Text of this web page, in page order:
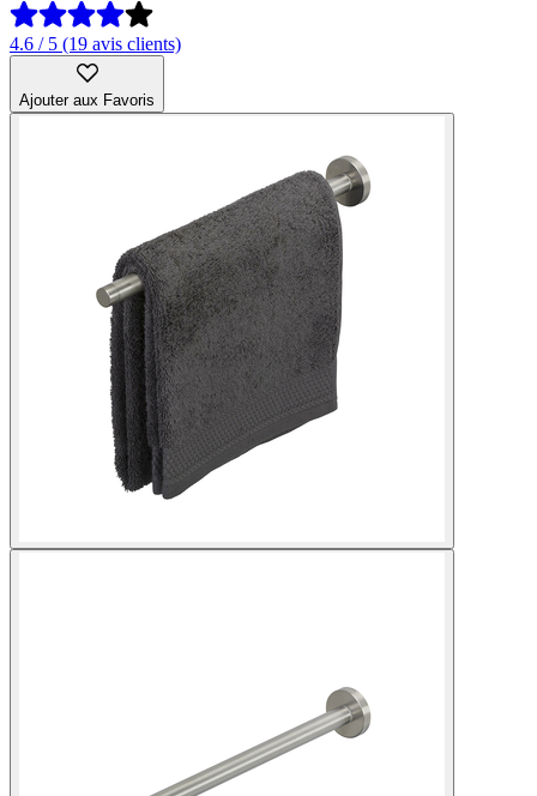
4.6 / 5 (19 avis clients)
Ajouter aux Favoris